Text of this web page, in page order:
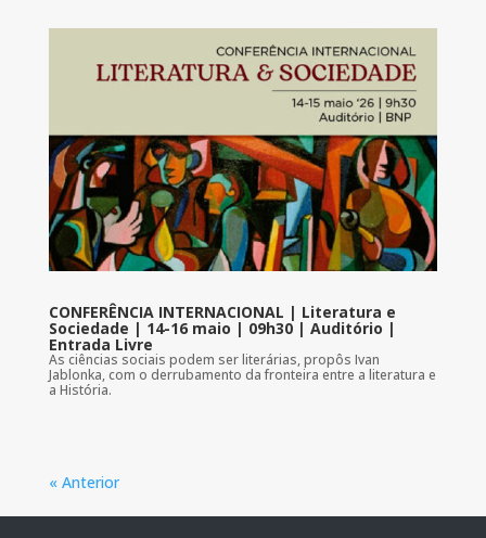
CONFERÊNCIA INTERNACIONAL | Literatura e
Sociedade | 14-16 maio | 09h30 | Auditório |
Entrada Livre
As ciências sociais podem ser literárias, propôs Ivan
Jablonka, com o derrubamento da fronteira entre a literatura e
a História.
« Anterior